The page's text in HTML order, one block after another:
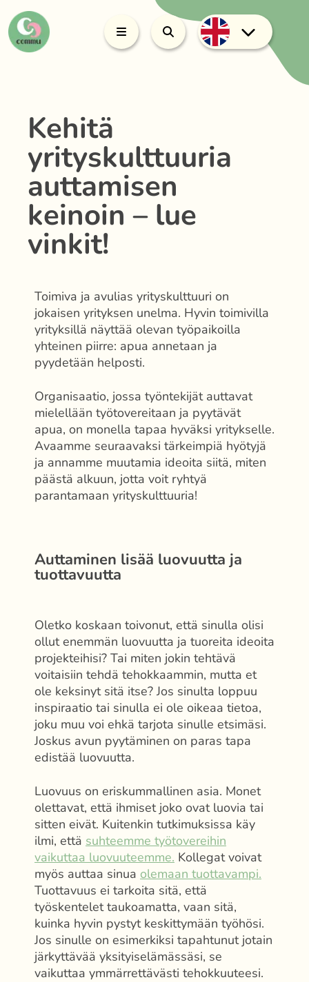
Kehitä
yrityskulttuuria
auttamisen
keinoin – lue
vinkit!
Toimiva ja avulias yrityskulttuuri on
jokaisen yrityksen unelma. Hyvin toimivilla
yrityksillä näyttää olevan työpaikoilla
yhteinen piirre: apua annetaan ja
pyydetään helposti.
Organisaatio, jossa työntekijät auttavat
mielellään työtovereitaan ja pyytävät
apua, on monella tapaa hyväksi yritykselle.
Avaamme seuraavaksi tärkeimpiä hyötyjä
ja annamme muutamia ideoita siitä, miten
päästä alkuun, jotta voit ryhtyä
parantamaan yrityskulttuuria!
Auttaminen lisää luovuutta ja
tuottavuutta
Oletko koskaan toivonut, että sinulla olisi
ollut enemmän luovuutta ja tuoreita ideoita
projekteihisi? Tai miten jokin tehtävä
voitaisiin tehdä tehokkaammin, mutta et
ole keksinyt sitä itse? Jos sinulta loppuu
inspiraatio tai sinulla ei ole oikeaa tietoa,
joku muu voi ehkä tarjota sinulle etsimäsi.
Joskus avun pyytäminen on paras tapa
edistää luovuutta.
Luovuus on eriskummallinen asia. Monet
olettavat, että ihmiset joko ovat luovia tai
sitten eivät. Kuitenkin tutkimuksissa käy
ilmi, että suhteemme työtovereihin
vaikuttaa luovuuteemme. Kollegat voivat
myös auttaa sinua olemaan tuottavampi.
Tuottavuus ei tarkoita sitä, että
työskentelet taukoamatta, vaan sitä,
kuinka hyvin pystyt keskittymään työhösi.
Jos sinulle on esimerkiksi tapahtunut jotain
järkyttävää yksityiselämässäsi, se
vaikuttaa ymmärrettävästi tehokkuuteesi.